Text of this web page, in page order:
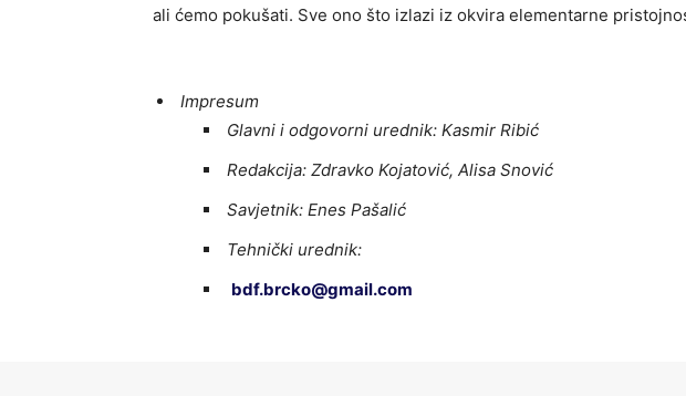
ali ćemo pokušati. Sve ono što izlazi iz okvira elementarne
Impresum
Glavni i odgovorni urednik: Kasmir Ribić
Redakcija: Zdravko Kojatović, Alisa Snović
Savjetnik: Enes Pašalić
Tehnički urednik:
bdf.brcko@gmail.com